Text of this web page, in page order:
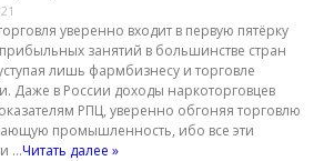
уверенно входит в первую пятёрку
занятий в большинстве стран
лишь фармбизнесу и торговле
Даже в России доходы наркоторговцев
РПЦ, уверенно обгоняя торговлю
промышленность, ибо все эти
…Читать далее »